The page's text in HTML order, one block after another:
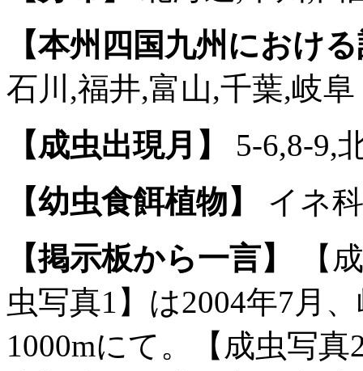
【本州四国九州におけ
石川,福井,富山,千葉,岐阜
【成虫出現月】
5-6,8-9,
【幼虫食餌植物】
イネ
【掲示板から一言】
【
虫写真1】は2004年7月
1000mにて。【成虫写